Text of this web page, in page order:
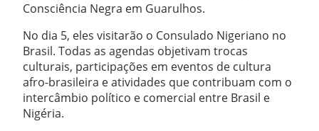
Consciência Negra em Guarulhos.
No dia 5, eles visitarão o Consulado Nigeriano no
Brasil. Todas as agendas objetivam trocas
culturais, participações em eventos de cultura
afro-brasileira e atividades que contribuam com o
intercâmbio político e comercial entre Brasil e
Nigéria.